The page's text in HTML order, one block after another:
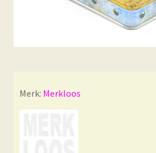
Merk: Merkloos